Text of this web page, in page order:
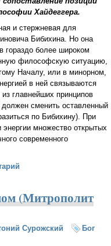
Хайдеггера.
и стержневая для
Бибихина. Но она
гораздо более широком
философскую ситуацию,
Началу, или в минорном,
в ней связываются
главнейших принципов
сменить оставленный
по Бибихину). При
множество открытых
современного
в проблеме энергии
(Митрополит
Сурожский
Бог